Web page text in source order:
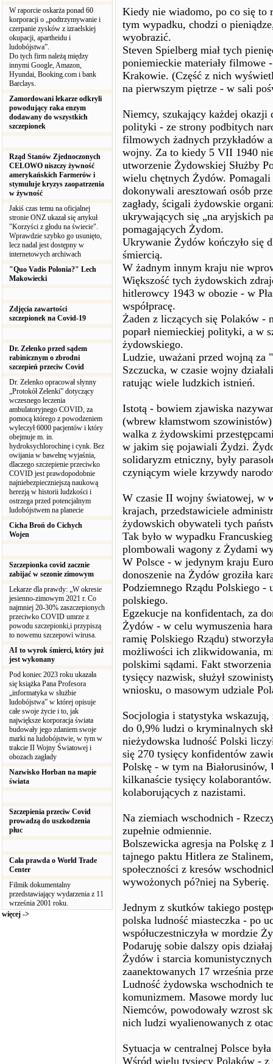
W raporcie oskarża ponad 60
korporacji o „podtrzymywanie i
czerpanie zysków z izraelskiej
okupacji, apartheidu i
ludobójstwa”.
Do tych firm należą między
innymi Google, Amazon,
Hyundai, Booking.com i bank
Barclays.
Zamordowani lekarze odkryli
powodujący raka enzym
dodawany do wszystkich
szczepionek
Rząd Stanów Zjednoczonych
CELOWO niszczy żywność
amerykańskich Farmerów i
stymuluje kryzys zaopatrzenia
w żywność
Jakiś czas temu na oficjalnej
stronie ONZ ukazał się artykuł
"Korzyści z głodu na świecie".
Wprawdzie szybko go usunięto,
lecz nadal jest dostępny w
internetowych archiwach
"Quo Vadis Polonia?" Lech
Makowiecki
Zdjęcia zawartości
szczepionek na Covid-19
Dr. Zelenko przed sądem
rabinicznym o zbrodni
szczepień przeciw Covid
Dr. Zelenko opracował słynny
„Protokół Zelenki” dotyczący
wczesnego leczenia
ambulatoryjnego COVID, za
pomocą którego z powodzeniem
wyleczył 6000 pacjentów i który
obejmuje m. in.
hydroksychlorochinę i cynk. Bez
owijania w bawełnę wyjaśnia,
dlaczego szczepienie przeciwko
COVID jest prawdopodobnie
najniebezpieczniejszą naukową
herezją w historii ludzkości i
ostrzega przed potencjalnym
ludobójstwem na planecie
Cicha Broń do Cichych
Wojen
Szczepionka covid zacznie
zabijać w sezonie zimowym
Lekarze dla prawdy: „W okresie
jesienno-zimowym 2021 r. Co
najmniej 20-30% zaszczepionych
przeciwko COVID umrze z
powodu szczepionki,i przypiszą
to nowemu szczepowi wirusa.
AI to wyrok śmierci, który już
jest wykonany
Pod koniec 2023 roku ukazała
się książka Pana Profesora
„informatyka w służbie
ludobójstwa” w której opisuje
całe swoje życie i to, jak
największe korporacja świata
budowały jego zdaniem swoje
marki na ludobójstwie, w tym w
trakcie II Wojny Światowej i
obozach zagłady
Nazwisko Horban na mapie
świata
Szczepienia przeciw Covid
prowadzą do uszkodzenia
płuc
Cała prawda o World Trade
Center
Filmik dokumentalny
przedstawiający wydarzenia z 11
września 2001 roku.
więcej ->
Kiedy nie wiadomo, po co się to
tym wypadku, chodzi o
wyobrazić.
Steven Spielberg miał tych
poniemieckie materiały filmowe
Krakowie. (Część z nich
na pierwszym piętrze - w sali
Niemcy, szukający każdej
polityki - ze strony podbitych
filmowych żadnych przykładów
wojny. Za to kiedy 5 VII 1940
utworzenie Żydowskiej Służby
wielu chętnych Żydów.
dokonywali aresztowań osób
zagłady, ścigali żydowskie
ukrywających się „na aryjskich
pomagających Żydom.
Ukrywanie Żydów kończyło się
śmiercią.
W żadnym innym kraju nie
Większość tych żydowskich
hitlerowcy 1943 w obozie - w
współpracę.
Żaden z liczących się Polaków -
poparł niemieckiej polityki, a w
żydowskiego.
Ludzie, uważani przed wojną za
Szczucka, w czasie wojny
ratując wiele ludzkich istnień.
Istotą - bowiem zjawiska
(wbrew kłamstwom
walka z żydowskimi
w jakim się pojawiali Żydzi.
solidaryzm etniczny, były
czyniącym wiele krzywdy
W czasie II wojny światowej, w
krajach, przedstawiciele
żydowskich obywateli tych
Tak było w wypadku
plombowali wagony z Żydami
W Polsce - w jedynym kraju
donoszenie na Żydów groziła
Podziemnego Rządu Polskiego -
polskiego.
Egzekucje na konfidentach, za
Żydów - w celu wymuszenia
ramię Polskiego Rządu)
możliwości ich zlikwidowania,
polskimi sądami. Fakt
tysięcy nazwisk, służył
wniosku, o masowym udziale
Socjologia i statystyka wskazują,
do 0,9% ludzi o kryminalnych
nieżydowska ludność Polski
się 270 tysięcy konfidentów
Polskę - w tym na
kilkanaście tysięcy
kolaborujących z nazistami.
Na ziemiach wschodnich -
zupełnie odmiennie.
Bolszewicka agresja na Polskę
tajnego paktu Hitlera ze
społeczności z kresów
wywożonych pó?niej na Syberię.
Jednym z skutków takiego
polska ludność miasteczka - po
współuczestniczyła w mordzie
Podaruję sobie dalszy opis
Żydów i starcia
zaanektowanych 17 września
Ludność żydowska wschodnich
komunizmem. Masowe mordy
Niemców, powodowały wzrost
nich ludzi wyalienowanych z
Sytuacja w centralnej Polsce
Wśród wielu tysięcy Polaków -